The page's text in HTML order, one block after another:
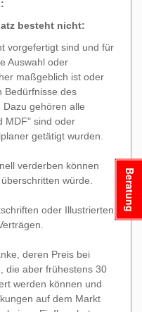
besteht nicht:
vorgefertigt sind und für
Auswahl oder
maßgeblich ist oder
Bedürfnisse des
gehören alle
MDF" sind oder
getätigt wurden.
verderben können
würde.
oder Illustrierten
deren Preis bei
die aber frühestens 30
werden können und
auf dem Markt
Beratung